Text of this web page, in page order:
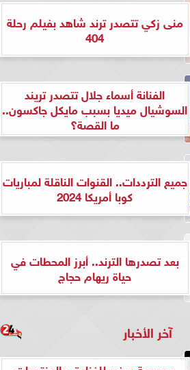
منى زكي تتصدر ترند شاهد بفيلم رحلة
404
الفنانة أسماء جلال تتصدر تريند
السوشيال ميديا بسبب مايكل جاكسون..
ما القصة؟
جميع الترددات.. القنوات الناقلة لمباريات
كوبا أمريكا 2024
بعد تصدرها الترند.. أبرز المحطات في
حياة ريهام حجاج
آخر الأخبار